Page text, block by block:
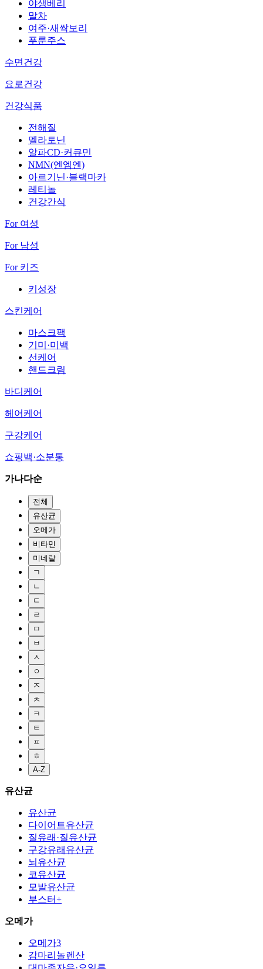
야생베리
말차
여주·새싹보리
푸룬주스
수면건강
요로건강
건강식품
전해질
멜라토닌
알파CD·커큐민
NMN(엔엠엔)
아르기닌·블랙마카
레티놀
건강간식
For 여성
For 남성
For 키즈
키성장
스킨케어
마스크팩
기미·미백
선케어
핸드크림
바디케어
헤어케어
구강케어
쇼핑백·소분통
가나다순
전체
유산균
오메가
비타민
미네랄
ㄱ
ㄴ
ㄷ
ㄹ
ㅁ
ㅂ
ㅅ
ㅇ
ㅈ
ㅊ
ㅋ
ㅌ
ㅍ
ㅎ
A-Z
유산균
유산균
다이어트유산균
질유래·질유산균
구강유래유산균
뇌유산균
코유산균
모발유산균
부스터+
오메가
오메가3
감마리놀렌산